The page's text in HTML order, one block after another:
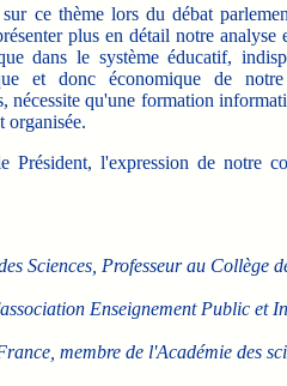
ce thème lors du débat
plus en détail notre analyse
dans le système éducatif,
et donc économique de
nécessite qu'une formation
organisée.
l'expression de notre
Sciences, Professeur au Collège
Enseignement Public et
membre de l'Académie des